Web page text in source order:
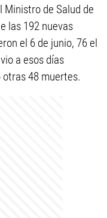
de Salud de
las 192 nuevas
el 6 de junio, 76 el
a esos días
48 muertes.